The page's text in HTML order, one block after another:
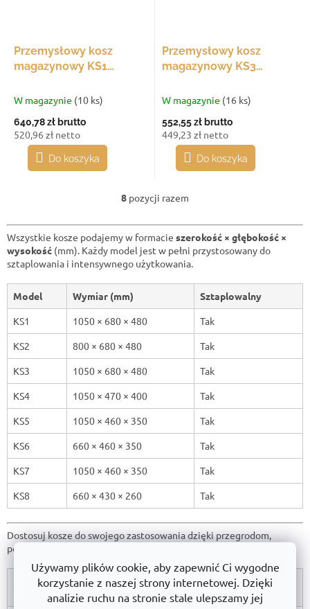
Używamy plików cookie, aby zapewnić Ci wygodne
korzystanie z naszej strony internetowej. Dzięki
analizie ruchu na stronie stale ulepszamy jej
Przemysłowy kosz
magazynowy KS1
sztaplowalny
W magazynie (10 ks)
640,78 złbrutto
520,96 zł netto
Do koszyka
Przemysłowy kosz
magazynowy KS3
sztaplowalny
W magazynie (16 ks)
552,55 zł brutto
449,23 zł netto
Do koszyka
K
n
t
r
o
l
i
i
t
8 pozycji razem
Wszystkie kosze podajemy w formacie szerokość × głębokość ×
wysokość (mm). Każdy model jest w pełni przystosowany do
sztaplowania i intensywnego użytkowania.
Model Wymiar (mm)
Sztaplowalny
KS1
1050 × 680 × 480
Tak
KS2
800 × 680 × 480
Tak
KS3
1050 × 680 × 480
Tak
KS4
1050 × 470 × 400
Tak
KS5
1050 × 460 × 350
Tak
KS6
660 × 460 × 350
Tak
KS7
1050 × 460 × 350
Tak
KS8
660 × 430 × 260 Tak
Dostosuj kosze do swojego zastosowania dzięki przegrodom,
pokrywom, nóżkom stałym lub mobilnym podwoziom.
Model
Przegroda Pokrywa
Nóżki
stałe
Podwozie
jezdne